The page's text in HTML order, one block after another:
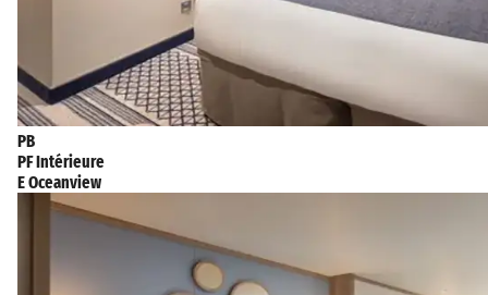
PB
PF Intérieure
E Oceanview